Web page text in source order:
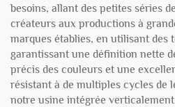
besoins, allant des petites séries
créateurs aux productions à
marques établies, en utilisant des
garantissant une définition nette
précis des couleurs et une
résistant à de multiples cycles de
notre usine intégrée